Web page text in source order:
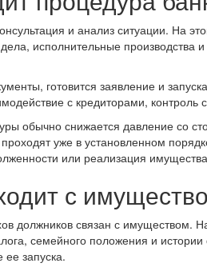
и анализ ситуации. На
исполнительные производства
готовится заявление и
с кредиторами,
обычно снижается давление со
уже в установленном
или реализация
с
должников связан с имуществом.
семейного положения и
запуска.